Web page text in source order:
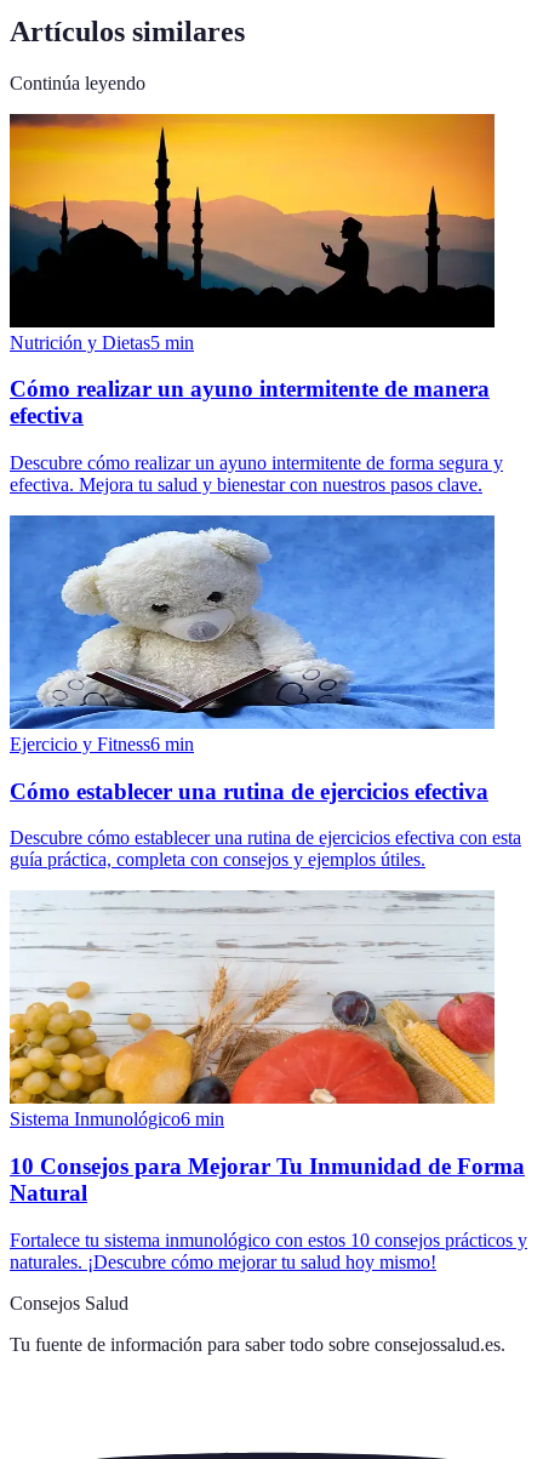
Artículos similares
Continúa leyendo
Nutrición y Dietas5 min
Cómo realizar un ayuno intermitente de manera
efectiva
Descubre cómo realizar un ayuno intermitente de forma segura y
efectiva. Mejora tu salud y bienestar con nuestros pasos clave.
Ejercicio y Fitness6 min
Cómo establecer una rutina de ejercicios efectiva
Descubre cómo establecer una rutina de ejercicios efectiva con esta
guía práctica, completa con consejos y ejemplos útiles.
Sistema Inmunológico6 min
10 Consejos para Mejorar Tu Inmunidad de Forma
Natural
Fortalece tu sistema inmunológico con estos 10 consejos prácticos y
naturales. ¡Descubre cómo mejorar tu salud hoy mismo!
Consejos Salud
Tu fuente de información para saber todo sobre consejossalud.es.